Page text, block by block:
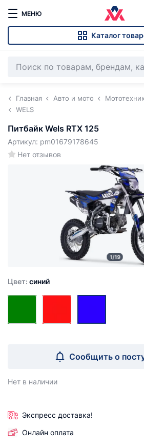
МЕНЮ
Каталог
Главная Авто и мото
WELS
Питбайк Wels RTX 125
Нет отзывов
Артикул: pm01679178645
1/19
Цвет: синий
Сообщить о
Нет в наличии
Экспресс доставка!
Онлайн оплата